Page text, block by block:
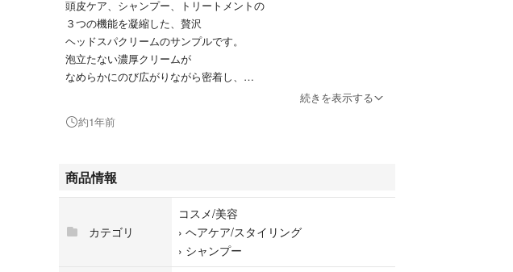
頭皮ケア、シャンプー、トリートメントの
３つの機能を凝縮した、贅沢
ヘッドスパクリームのサンプルです。
泡立たない濃厚クリームが
なめらかにのび広がりながら密着し、
ご旅行や出張にも大変便利です。
続きを表示する
約1年前
商品情報
カテゴリ
コスメ/美容
› ヘアケア/スタイリング
› シャンプー